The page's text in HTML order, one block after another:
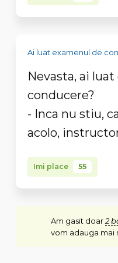
Ai luat examenul de
Nevasta, ai
conducere?
- Inca nu stiu,
acolo,
Imi place 55
Am gasit doar2
vom adauga mai